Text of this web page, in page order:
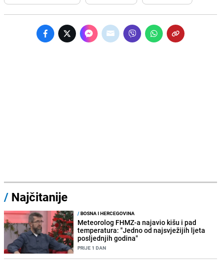
/ Najčitanije
/BOSNA I HERCEGOVINA
Meteorolog FHMZ-a najavio kišu i pad
temperatura: "Jedno od najsvježijih ljeta
posljednjih godina"
PRIJE 1 DAN